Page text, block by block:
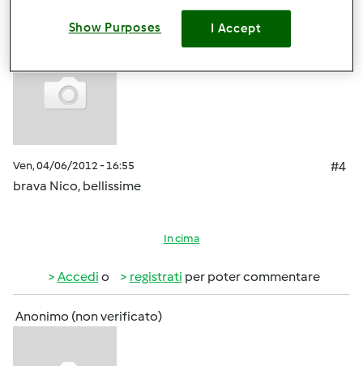
Anonimo (non verificato)
Ven, 04/06/2012 - 16:55
#4
brava Nico, bellissime
In cima
Accedi o registrati per poter commentare
Anonimo (non verificato)
Show Purposes I Accept